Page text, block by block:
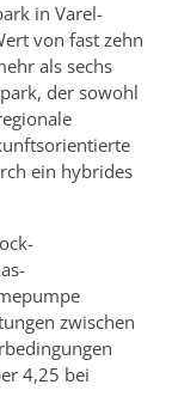
in Varel-
von fast zehn
als sechs
der sowohl
ein hybrides
zwischen
4,25 bei